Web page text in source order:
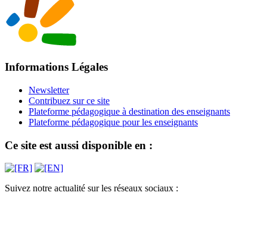
Informations Légales
Newsletter
Contribuez sur ce site
Plateforme pédagogique à destination des enseignants
Plateforme pédagogique pour les enseignants
Ce site est aussi disponible en :
Suivez notre actualité sur les réseaux sociaux :